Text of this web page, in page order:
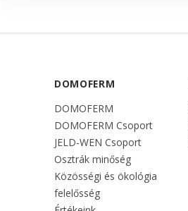
DOMOFERM
DOMOFERM
DOMOFERM Csoport
JELD-WEN Csoport
Osztrák minőség
Közösségi és ökológia
felelősség